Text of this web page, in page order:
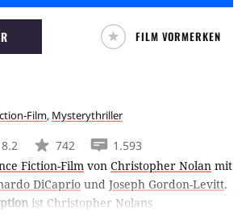
Vietnam-Albtraum.
FILM VORMERKEN
Film, Mysterythriller
8.2 742
1.593
Fiction-Film von Christopher Nolan mit
DiCaprio und Joseph Gordon-Levitt.
ist Christopher Nolans